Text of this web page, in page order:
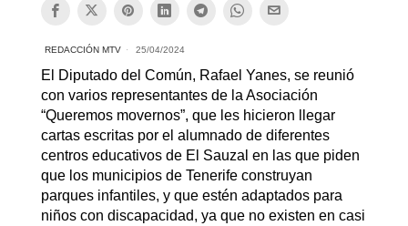
REDACCIÓN MTV 25/04/2024
El Diputado del Común, Rafael Yanes, se reunió
con varios representantes de la Asociación
“Queremos movernos”, que les hicieron llegar
cartas escritas por el alumnado de diferentes
centros educativos de El Sauzal en las que piden
que los municipios de Tenerife construyan
parques infantiles, y que estén adaptados para
niños con discapacidad, ya que no existen en casi